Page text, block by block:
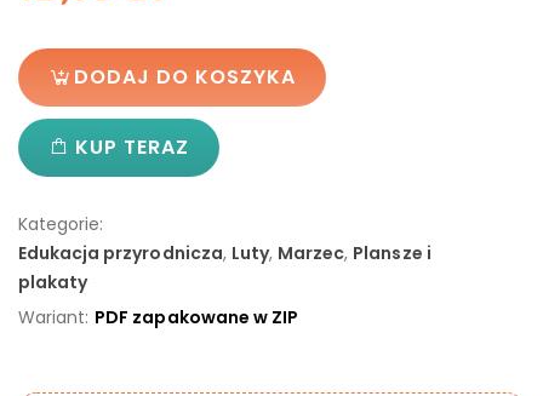
DODAJ DO KOSZYKA
KUP TERAZ
Kategorie:
Edukacja przyrodnicza, Luty, Marzec, Plansze i
plakaty
Wariant: PDF zapakowane w ZIP